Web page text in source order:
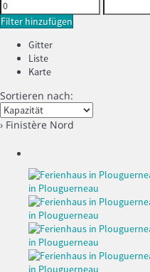
Filter hinzufügen
Gitter
Liste
Karte
Sortieren nach:
› Finistère Nord